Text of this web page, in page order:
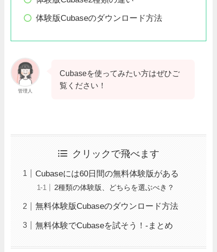
体験版Cubaseのダウンロード方法
管理人
Cubaseを使ってみたい方はぜひご
覧ください！
クリックで飛べます
Cubaseには60日間の無料体験版がある
2種類の体験版、どちらを選ぶべき？
無料体験版Cubaseのダウンロード方法
無料体験でCubaseを試そう！-まとめ